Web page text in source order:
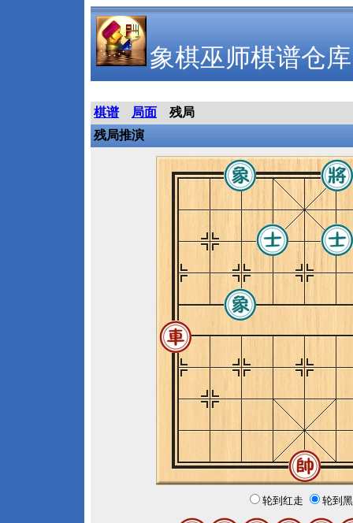
象棋巫师棋谱仓库
棋谱 局面
残局
残局推演
轮到红走 轮到